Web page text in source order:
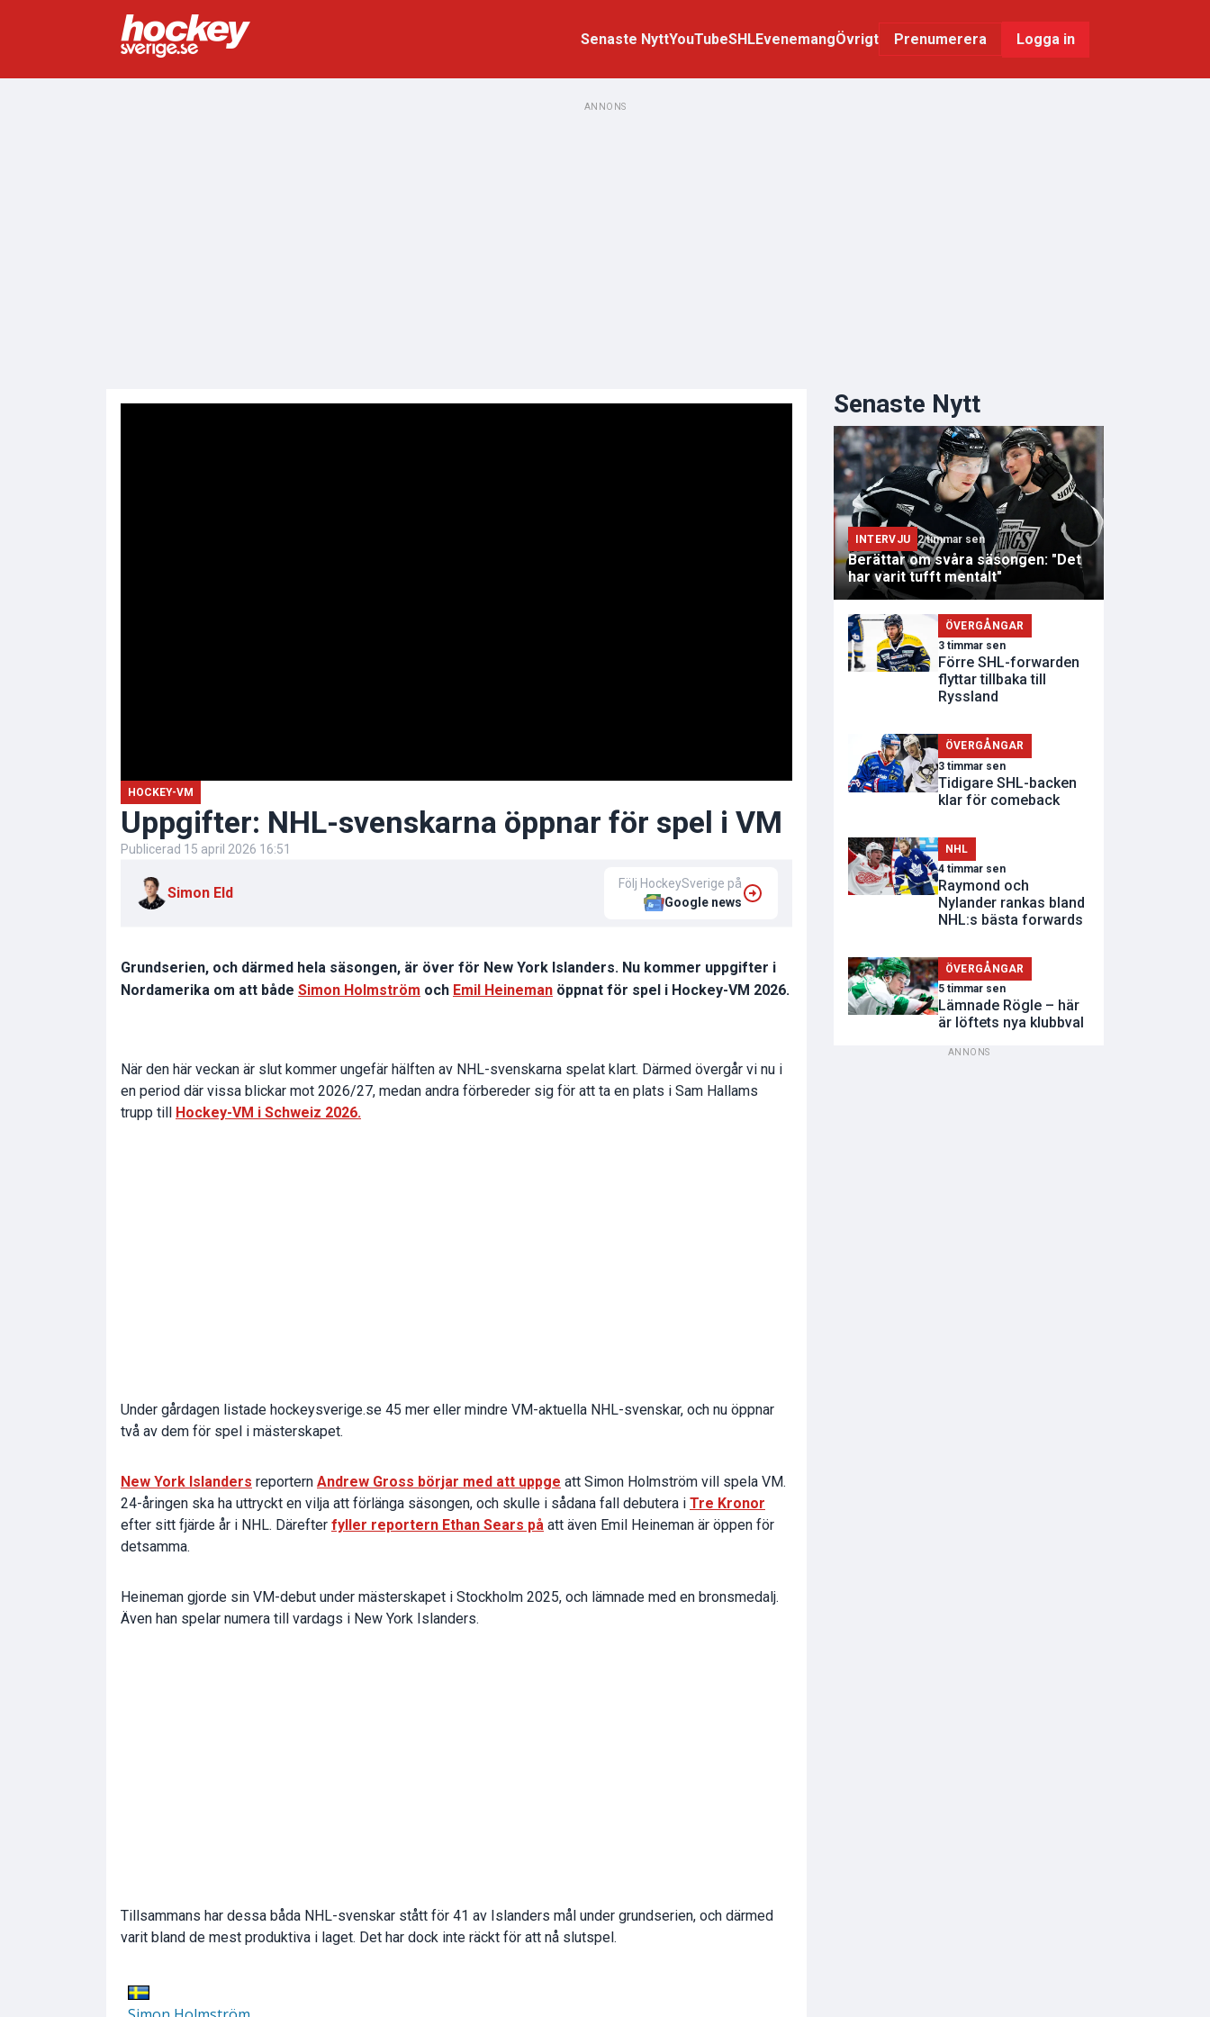
Senaste NyttYouTubeSHLEvenemangÖvrigt Prenumerera Logga in
ANNONS
HOCKEY-VM
Uppgifter: NHL-svenskarna öppnar för spel i VM
Publicerad 15 april 2026 16:51
Simon Eld
Följ HockeySverige på
Google news
Grundserien, och därmed hela säsongen, är över för New York Islanders. Nu kommer uppgifter i
Nordamerika om att både Simon Holmström och Emil Heineman öppnat för spel i Hockey-VM 2026.
När den här veckan är slut kommer ungefär hälften av NHL-svenskarna spelat klart. Därmed övergår vi nu i
en period där vissa blickar mot 2026/27, medan andra förbereder sig för att ta en plats i Sam Hallams
trupp till
Hockey-VM i Schweiz 2026.
Under gårdagen listade hockeysverige.se 45 mer eller mindre VM-aktuella NHL-svenskar, och nu öppnar
två av dem för spel i mästerskapet.
New York Islanders reportern Andrew Gross börjar med att uppge att Simon Holmström vill spela VM.
24-åringen ska ha uttryckt en vilja att förlänga säsongen, och skulle i sådana fall debutera i Tre Kronor
efter sitt fjärde år i NHL. Därefter fyller reportern Ethan Sears på att även Emil Heineman är öppen för
detsamma.
Heineman gjorde sin VM-debut under mästerskapet i Stockholm 2025, och lämnade med en bronsmedalj.
Även han spelar numera till vardags i New York Islanders.
Tillsammans har dessa båda NHL-svenskar stått för 41 av Islanders mål under grundserien, och därmed
varit bland de mest produktiva i laget. Det har dock inte räckt för att nå slutspel.
Senaste Nytt
INTERVJU 2 timmar sen
Berättar om svåra säsongen: "Det
har varit tufft mentalt"
ÖVERGÅNGAR
3 timmar sen
Förre SHL-forwarden
flyttar tillbaka till
Ryssland
ÖVERGÅNGAR
3 timmar sen
Tidigare SHL-backen
klar för comeback
NHL
4 timmar sen
Raymond och
Nylander rankas bland
NHL:s bästa forwards
ÖVERGÅNGAR
5 timmar sen
Lämnade Rögle – här
är löftets nya klubbval
ANNONS